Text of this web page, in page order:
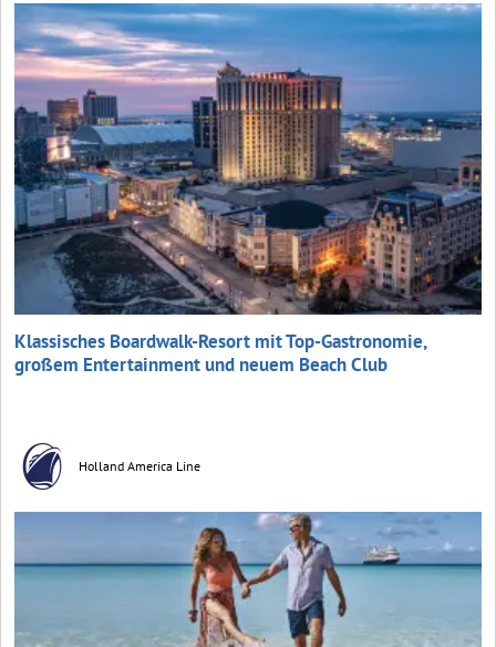
Klassisches Boardwalk-Resort mit Top-Gastronomie,
großem Entertainment und neuem Beach Club
Holland America Line